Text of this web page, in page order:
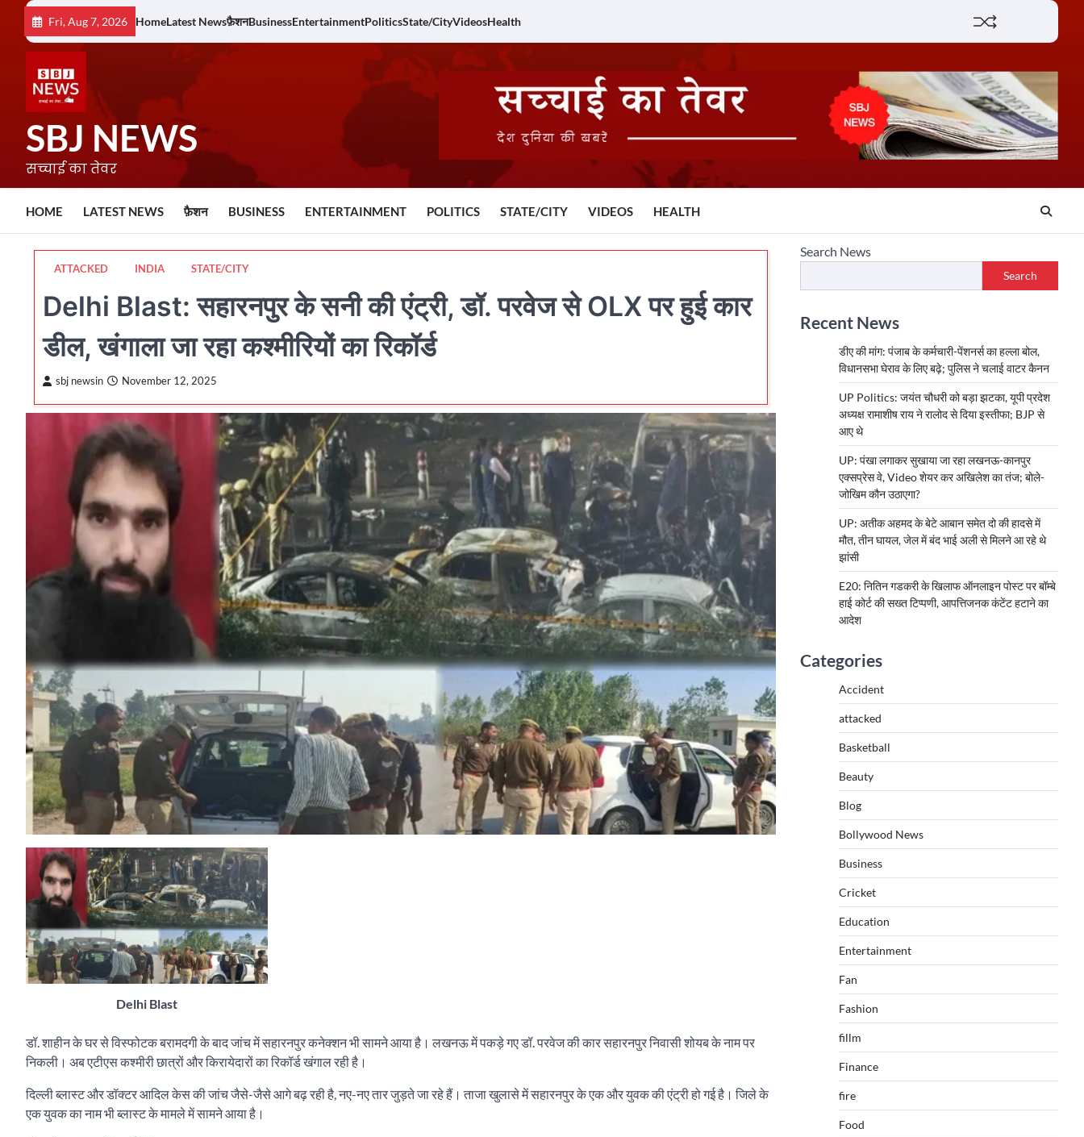
content
Fri, Aug 7, 2026 HomeLatest Newsफ़ैशनBusinessEntertainmentPoliticsState/CityVideosHealth
SBJ NEWS
सच्चाई का तेवर
HOME LATEST NEWS फ़ैशन BUSINESS ENTERTAINMENT POLITICS STATE/CITY VIDEOS HEALTH
ATTACKED INDIA STATE/CITY
Delhi Blast: सहारनपुर के सनी की एंट्री, डॉ. परवेज से OLX पर हुई कार
डील, खंगाला जा रहा कश्मीरियों का रिकॉर्ड
sbj newsin November 12, 2025
Delhi Blast
डॉ. शाहीन के घर से विस्फोटक बरामदगी के बाद जांच में सहारनपुर कनेक्शन भी सामने आया है। लखनऊ में पकड़े गए डॉ. परवेज की कार सहारनपुर निवासी शोयब के नाम पर
निकली। अब एटीएस कश्मीरी छात्रों और किरायेदारों का रिकॉर्ड खंगाल रही है।
दिल्ली ब्लास्ट और डॉक्टर आदिल केस की जांच जैसे-जैसे आगे बढ़ रही है, नए-नए तार जुड़ते जा रहे हैं। ताजा खुलासे में सहारनपुर के एक और युवक की एंट्री हो गई है। जिले के
एक युवक का नाम भी ब्लास्ट के मामले में सामने आया है।
Search News
Search
Recent News
डीए की मांग: पंजाब के कर्मचारी-पेंशनर्स का हल्ला बोल,
विधानसभा घेराव के लिए बढ़े; पुलिस ने चलाई वाटर कैनन
UP Politics: जयंत चौधरी को बड़ा झटका, यूपी प्रदेश
अध्यक्ष रामाशीष राय ने रालोद से दिया इस्तीफा; BJP से
आए थे
UP: पंखा लगाकर सुखाया जा रहा लखनऊ-कानपुर
एक्सप्रेस वे, Video शेयर कर अखिलेश का तंज; बोले-
जोखिम कौन उठाएगा?
UP: अतीक अहमद के बेटे आबान समेत दो की हादसे में
मौत, तीन घायल, जेल में बंद भाई अली से मिलने आ रहे थे
झांसी
E20: नितिन गडकरी के खिलाफ ऑनलाइन पोस्ट पर बॉम्बे
हाई कोर्ट की सख्त टिप्पणी, आपत्तिजनक कंटेंट हटाने का
आदेश
Categories
Accident
attacked
Basketball
Beauty
Blog
Bollywood News
Business
Cricket
Education
Entertainment
Fan
Fashion
fillm
Finance
fire
Food